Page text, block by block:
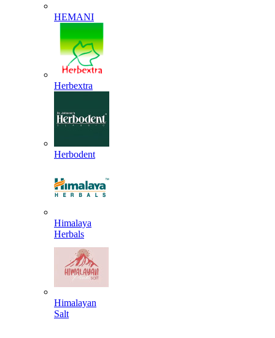
HEMANI
Herbextra
Herbodent
Himalaya
Herbals
Himalayan
Salt